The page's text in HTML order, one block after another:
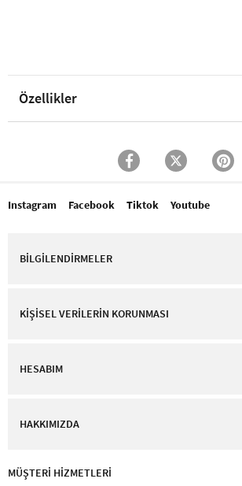
Özellikler
Instagram Facebook Tiktok Youtube
BİLGİLENDİRMELER
KİŞİSEL VERİLERİN KORUNMASI
HESABIM
HAKKIMIZDA
MÜŞTERİ HİZMETLERİ​